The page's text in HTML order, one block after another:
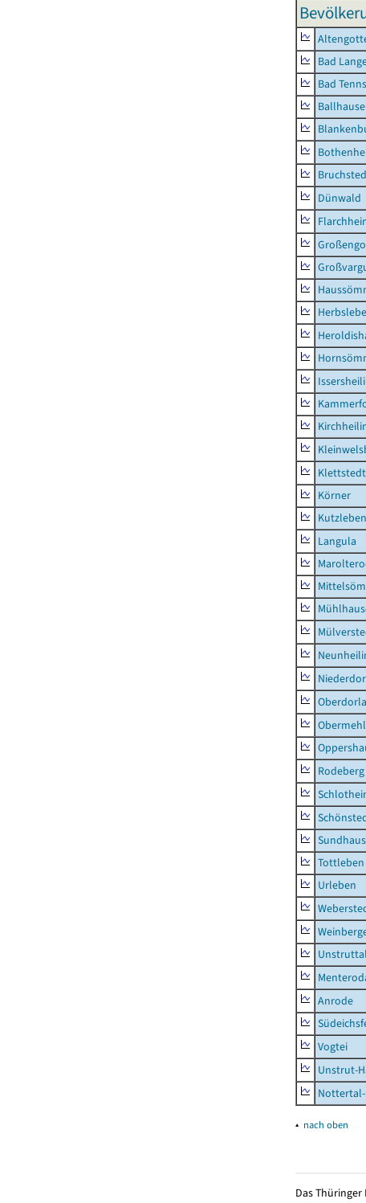
Bad
Bad
Dünwald
Klettstedt
Körner
Kutzleben
Langula
Oberdorla
Rodeberg
Tottleben
Urleben
Unstruttal
Anrode
Vogtei
Unstrut-
▴ nach oben
Das